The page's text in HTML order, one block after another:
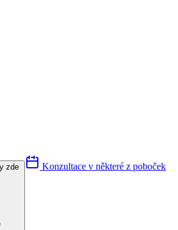
Konzultace v některé z poboček